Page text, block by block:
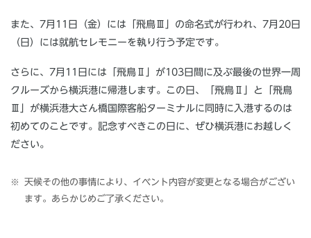
また、7月11日（金）には「飛鳥Ⅲ」の命名式が行われ、7月20日
（日）には就航セレモニーを執り行う予定です。
さらに、7月11日には「飛鳥Ⅱ」が103日間に及ぶ最後の世界一周
クルーズから横浜港に帰港します。この日、「飛鳥Ⅱ」と「飛鳥
Ⅲ」が横浜港大さん橋国際客船ターミナルに同時に入港するのは
初めてのことです。記念すべきこの日に、ぜひ横浜港にお越しく
ださい。
天候その他の事情により、イベント内容が変更となる場合がござい
ます。あらかじめご了承ください。